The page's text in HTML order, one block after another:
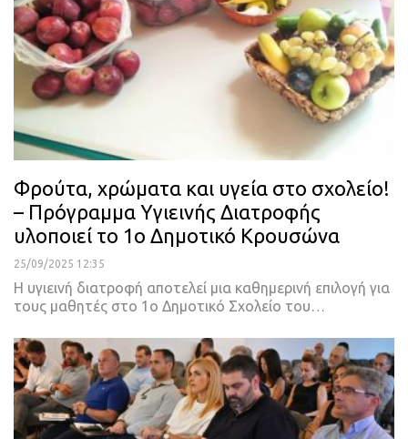
Φρούτα, χρώματα και υγεία στο σχολείο!
– Πρόγραμμα Υγιεινής Διατροφής
υλοποιεί το 1ο Δημοτικό Κρουσώνα
25/09/2025 12:35
Η υγιεινή διατροφή αποτελεί μια καθημερινή επιλογή για
τους μαθητές στο 1ο Δημοτικό Σχολείο του…